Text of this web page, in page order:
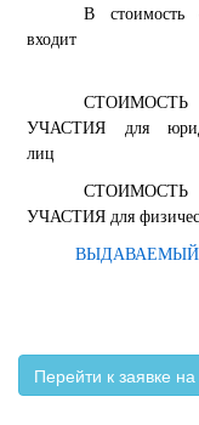
В стоимость
входит
СТОИМОСТЬ
УЧАСТИЯ для
лиц
СТОИМОСТЬ
УЧАСТИЯ для
Перейти к заявке